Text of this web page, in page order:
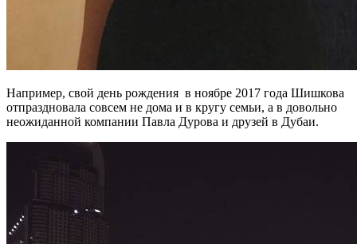
Например, свой день рождения в ноябре 2017 года Шишкова
отпраздновала совсем не дома и в кругу семьи, а в довольно
неожиданной компании Павла Дурова и друзей в Дубаи.